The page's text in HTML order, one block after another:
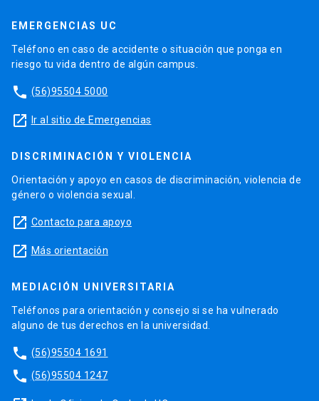
EMERGENCIAS UC
Teléfono en caso de accidente o situación que ponga en
riesgo tu vida dentro de algún campus.
phone (56)95504 5000
launch Ir al sitio de Emergencias
DISCRIMINACIÓN Y VIOLENCIA
Orientación y apoyo en casos de discriminación, violencia de
género o violencia sexual.
launch Contacto para apoyo
launch Más orientación
MEDIACIÓN UNIVERSITARIA
Teléfonos para orientación y consejo si se ha vulnerado
alguno de tus derechos en la universidad.
phone (56)95504 1691
phone (56)95504 1247